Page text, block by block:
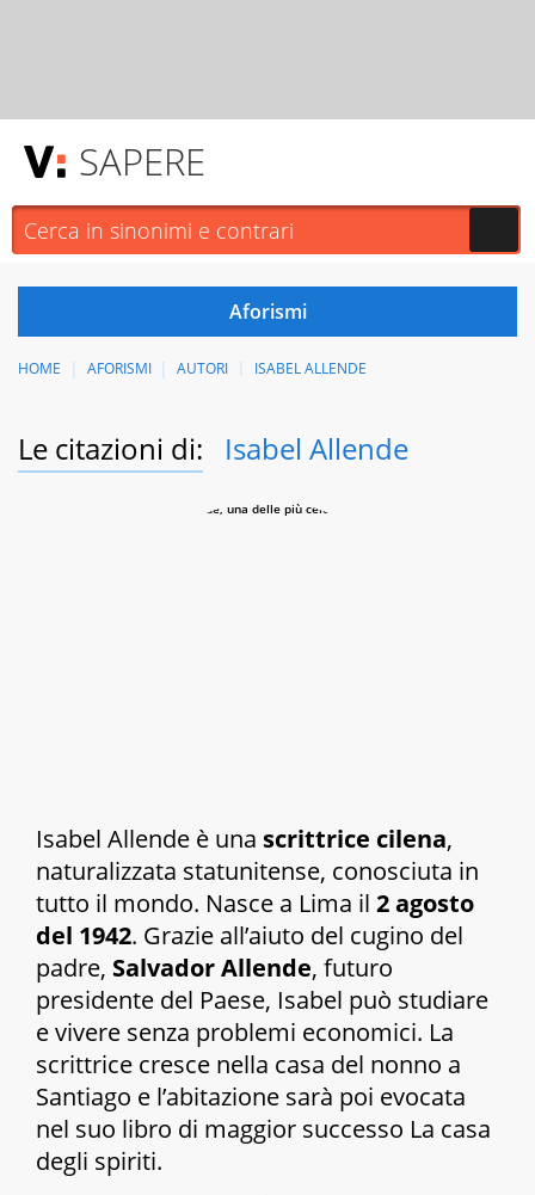
SAPERE
HOME AFORISMI AUTORI ISABEL ALLENDE
Le citazioni di: Isabel Allende
Isabel Allende è una scrittrice cilena,
naturalizzata statunitense, conosciuta in
tutto il mondo. Nasce a Lima il 2 agosto
del 1942. Grazie all’aiuto del cugino del
padre, Salvador Allende, futuro
presidente del Paese, Isabel può studiare
e vivere senza problemi economici. La
scrittrice cresce nella casa del nonno a
Santiago e l’abitazione sarà poi evocata
nel suo libro di maggior successo La casa
degli spiriti.